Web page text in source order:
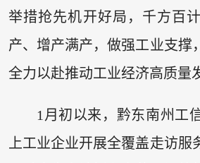
举措抢先机开好局，千方百
产、增产满产，做强工业支撑
全力以赴推动工业经济高质量
1月初以来，黔东南州工
上工业企业开展全覆盖走访服